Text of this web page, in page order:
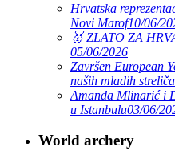
Hrvatska
Novi Marof10/06/
🥇 ZLATO ZA
05/06/2026
Završen European
naših mladih
Amanda Mlinarić i
u Istanbulu03/06/
World archery